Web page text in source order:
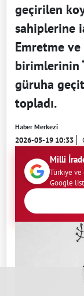
geçirilen
sahiplerine
Emretme ve
birimlerinin
güruha
topladı.
Haber Merkezi
2026-05-19 10:33
Milli
Türkiye
Google